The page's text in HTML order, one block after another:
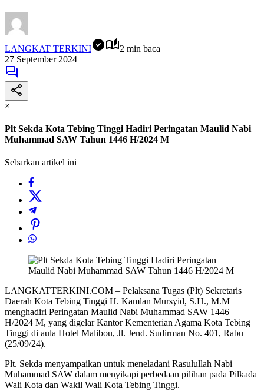
LANGKAT TERKINI
2 min baca
27 September 2024
×
Plt Sekda Kota Tebing Tinggi Hadiri Peringatan Maulid Nabi
Muhammad SAW Tahun 1446 H/2024 M
Sebarkan artikel ini
LANGKATTERKINI.COM – Pelaksana Tugas (Plt) Sekretaris
Daerah Kota Tebing Tinggi H. Kamlan Mursyid, S.H., M.M
menghadiri Peringatan Maulid Nabi Muhammad SAW 1446
H/2024 M, yang digelar Kantor Kementerian Agama Kota Tebing
Tinggi di aula Hotel Malibou, Jl. Jend. Sudirman No. 401, Rabu
(25/09/24).
Plt. Sekda menyampaikan untuk meneladani Rasulullah Nabi
Muhammad SAW dalam menyikapi perbedaan pilihan pada Pilkada
Wali Kota dan Wakil Wali Kota Tebing Tinggi.